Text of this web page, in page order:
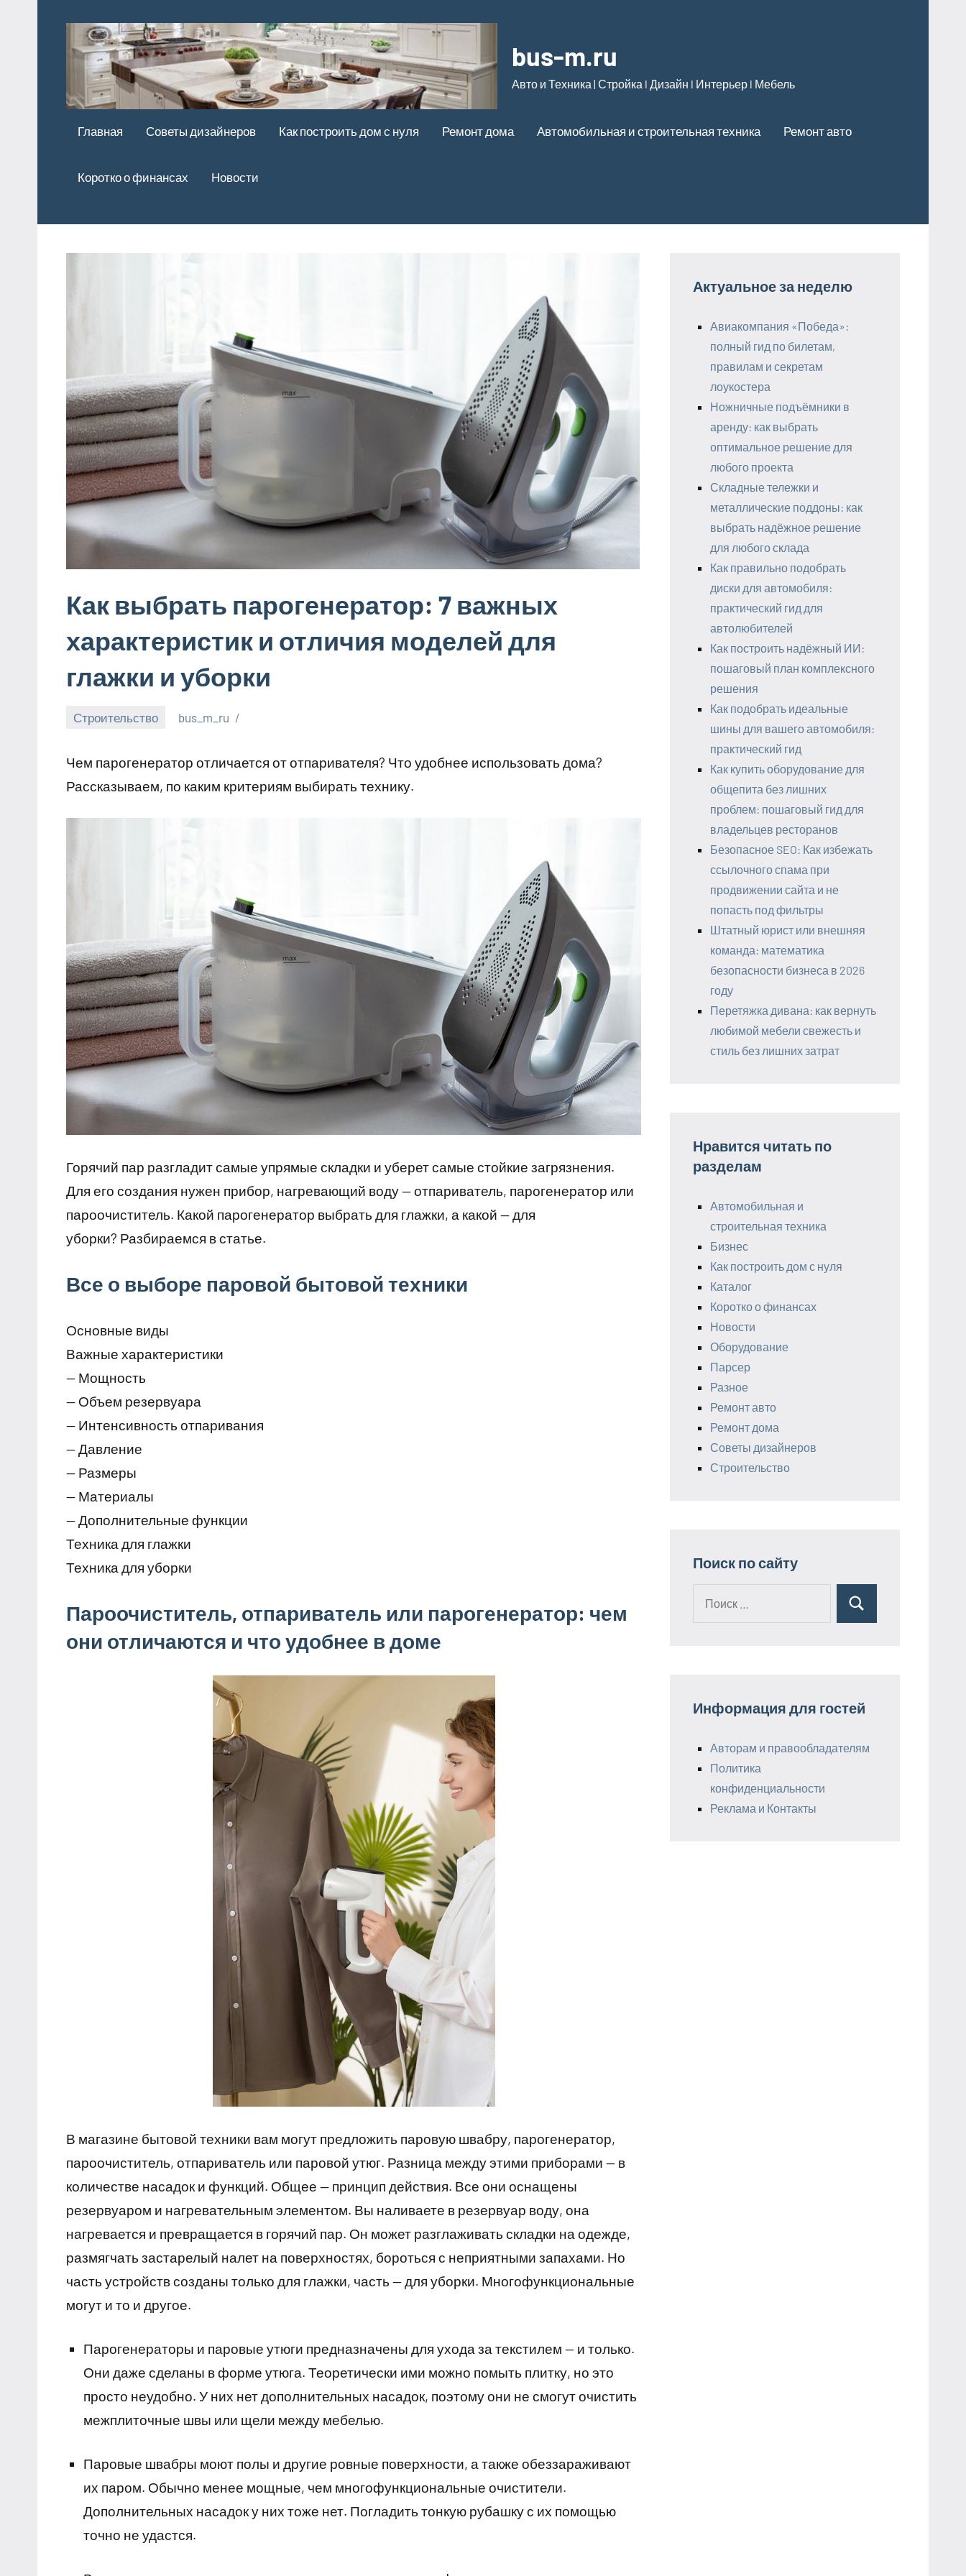
содержимому
bus-m.ru
Авто и Техника | Стройка l Дизайн l Интерьер l Мебель
Главная Советы дизайнеров Как построить дом с нуля Ремонт дома Автомобильная и строительная техника Ремонт авто
Коротко о финансах Новости
Как выбрать парогенератор: 7 важных
характеристик и отличия моделей для
глажки и уборки
Строительство
2025
bus_m_ru
Чем парогенератор отличается от отпаривателя? Что удобнее использовать дома?
Рассказываем, по каким критериям выбирать технику.
Горячий пар разгладит самые упрямые складки и уберет самые стойкие загрязнения.
Для его создания нужен прибор, нагревающий воду — отпариватель, парогенератор или
пароочиститель. Какой парогенератор выбрать для глажки, а какой — для
уборки? Разбираемся в статье.
Все о выборе паровой бытовой техники
Основные виды
Важные характеристики
— Мощность
— Объем резервуара
— Интенсивность отпаривания
— Давление
— Размеры
— Материалы
— Дополнительные функции
Техника для глажки
Техника для уборки
Пароочиститель, отпариватель или парогенератор: чем
они отличаются и что удобнее в доме
В магазине бытовой техники вам могут предложить паровую швабру, парогенератор,
пароочиститель, отпариватель или паровой утюг. Разница между этими приборами — в
количестве насадок и функций. Общее — принцип действия. Все они оснащены
резервуаром и нагревательным элементом. Вы наливаете в резервуар воду, она
нагревается и превращается в горячий пар. Он может разглаживать складки на одежде,
размягчать застарелый налет на поверхностях, бороться с неприятными запахами. Но
часть устройств созданы только для глажки, часть — для уборки. Многофункциональные
могут и то и другое.
Парогенераторы и паровые утюги предназначены для ухода за текстилем — и только.
Они даже сделаны в форме утюга. Теоретически ими можно помыть плитку, но это
просто неудобно. У них нет дополнительных насадок, поэтому они не смогут очистить
межплиточные швы или щели между мебелью.
Паровые швабры моют полы и другие ровные поверхности, а также обеззараживают
их паром. Обычно менее мощные, чем многофункциональные очистители.
Дополнительных насадок у них тоже нет. Погладить тонкую рубашку с их помощью
точно не удастся.
Актуальное за неделю
Авиакомпания «Победа»:
полный гид по билетам,
правилам и секретам
лоукостера
Ножничные подъёмники в
аренду: как выбрать
оптимальное решение для
любого проекта
Складные тележки и
металлические поддоны: как
выбрать надёжное решение
для любого склада
Как правильно подобрать
диски для автомобиля:
практический гид для
автолюбителей
Как построить надёжный ИИ:
пошаговый план комплексного
решения
Как подобрать идеальные
шины для вашего автомобиля:
практический гид
Как купить оборудование для
общепита без лишних
проблем: пошаговый гид для
владельцев ресторанов
Безопасное SEO: Как избежать
ссылочного спама при
продвижении сайта и не
попасть под фильтры
Штатный юрист или внешняя
команда: математика
безопасности бизнеса в 2026
году
Перетяжка дивана: как вернуть
любимой мебели свежесть и
стиль без лишних затрат
Нравится читать по
разделам
Автомобильная и
строительная техника
Бизнес
Как построить дом с нуля
Каталог
Коротко о финансах
Новости
Оборудование
Парсер
Разное
Ремонт авто
Ремонт дома
Советы дизайнеров
Строительство
Поиск по сайту
Поиск
Информация для гостей
Авторам и правообладателям
Политика
конфиденциальности
Реклама и Контакты